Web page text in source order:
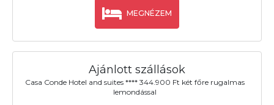
MEGNÉZEM
Ajánlott szállások
Casa Conde Hotel and suites **** 344.900 Ft két főre rugalmas
lemondással